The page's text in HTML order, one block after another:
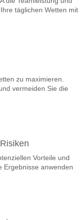
v Celta Vigo?
hat einen
täglichen Wetten mit
zu maximieren.
vermeiden Sie die
Vorteile und
Ergebnisse anwenden